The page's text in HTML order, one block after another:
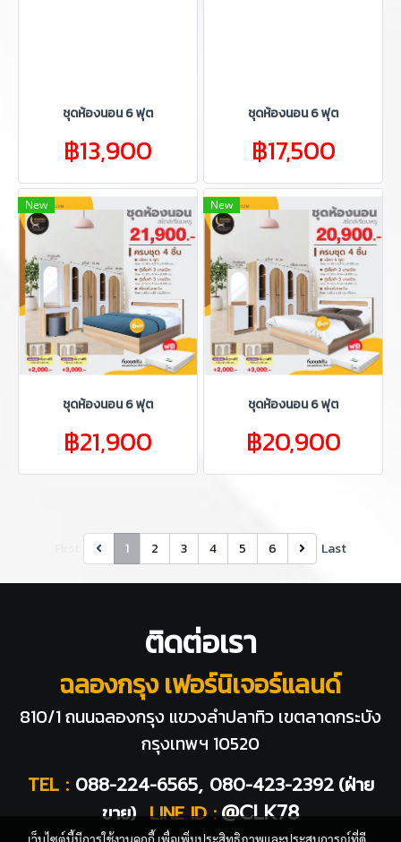
ชุดห้องนอน 6 ฟุต
฿13,900
ชุดห้องนอน 6 ฟุต
฿17,500
New
ชุดห้องนอน 6 ฟุต
฿21,900
New
ชุดห้องนอน 6 ฟุต
฿20,900
1 2 3 4 5 6 Last
ติดต่อเรา
ฉลองกรุง เฟอร์นิเจอร์แลนด์
810/1 ถนนฉลองกรุง แขวงลำปลาทิว เขตลาดกระบัง
กรุงเทพฯ 10520
TEL : 088-224-6565, 080-423-2392 (ฝ่าย
ขาย) LINE ID : @CLK78